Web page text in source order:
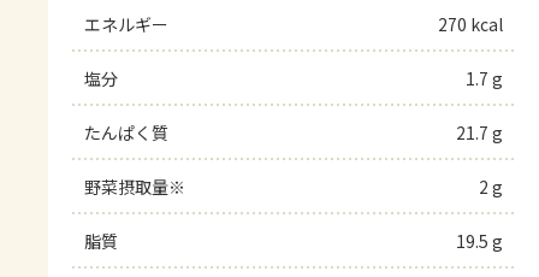
エネルギー
270 kcal
塩分 1.7 g
たんぱく質 21.7 g
野菜摂取量※ 2 g
脂質 19.5 g